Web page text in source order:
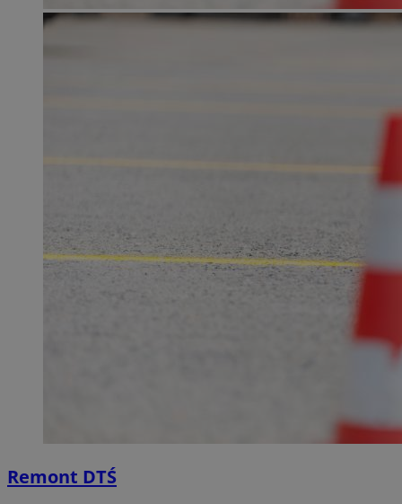
Remont DTŚ